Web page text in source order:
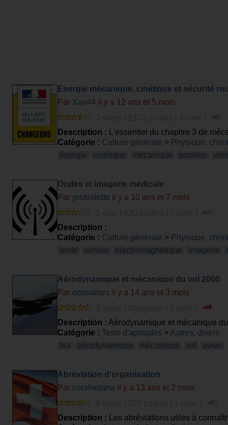
Energie mécanique, cinétique et sécurité
Par Xav44 il y a 12 ans et 5 mois
Description : L'essentiel du chapitre 3 de
Catégorie : Culture générale > Physique,
énergie
cinétique mécanique position
Ondes et imagerie médicale
Par profvalette il y a 10 ans et 7 mois
Description :
Catégorie : Culture générale > Physique,
onde
sonore électromagnétique imagerie
Aérodynamique et mécanique du vol 2000
Par optisailors il y a 14 ans et 3 mois
Description : Aérodynamique et mécanique
Catégorie : Tests d'aptitudes > Autres, divers
bia
aérodynamique mécanique vol avion
Abréviation d'organisation
Par coraliedana il y a 13 ans et 2 mois
Description : Les abréviations utiles à